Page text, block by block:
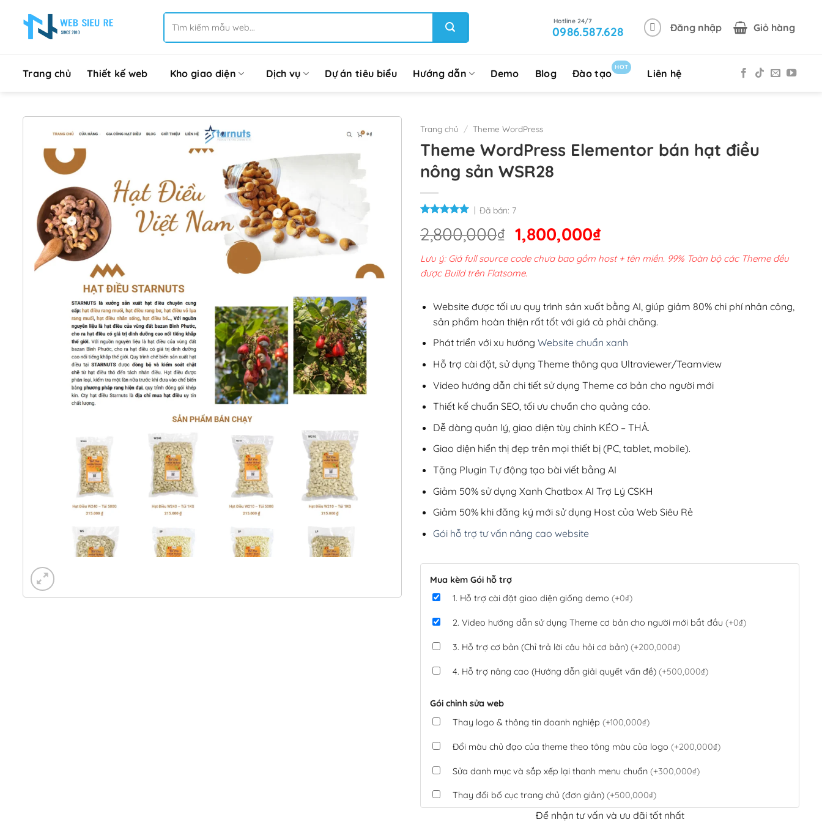
kiếm:
0986.587.628 Đăng nhập Giỏ hàng
Trang chủ Thiết kế web Kho giao diện Dịch vụ Dự án tiêu biểu Hướng dẫn Demo Blog Đào tạo
HOT
Liên hệ
Trang chủ / Theme WordPress
Theme WordPress Elementor bán hạt điều
nông sản WSR28
Đã bán: 7
2,800,000₫ Giá
gốc
là:
1,800,000₫Giá
hiện
tại
1,800,000₫.
Lưu ý: Giá full source code chưa bao gồm host + tên miền. 99% Toàn bộ các Theme đều
được Build trên Flatsome.
Website được tối ưu quy trình sản xuất bằng AI, giúp giảm 80% chi phí nhân công,
sản phẩm hoàn thiện rất tốt với giá cả phải chăng.
Phát triển với xu hướng Website chuẩn xanh
Hỗ trợ cài đặt, sử dụng Theme thông qua Ultraviewer/Teamview
Video hướng dẫn chi tiết sử dụng Theme cơ bản cho người mới
Thiết kế chuẩn SEO, tối ưu chuẩn cho quảng cáo.
Dễ dàng quản lý, giao diện tùy chỉnh KÉO – THẢ.
Giao diện hiển thị đẹp trên mọi thiết bị (PC, tablet, mobile).
Tặng Plugin Tự động tạo bài viết bằng AI
Giảm 50% sử dụng Xanh Chatbox AI Trợ Lý CSKH
Giảm 50% khi đăng ký mới sử dụng Host của Web Siêu Rẻ
Gói hỗ trợ tư vấn nâng cao website
Mua kèm Gói hỗ trợ
1. Hỗ trợ cài đặt giao diện giống demo (+0₫)
2. Video hướng dẫn sử dụng Theme cơ bản cho người mới bắt đầu (+0₫)
3. Hỗ trợ cơ bản (Chỉ trả lời câu hỏi cơ bản) (+200,000₫)
4. Hỗ trợ nâng cao (Hướng dẫn giải quyết vấn đề) (+500,000₫)
Gói chỉnh sửa web
Thay logo & thông tin doanh nghiệp (+100,000₫)
Đổi màu chủ đạo của theme theo tông màu của logo (+200,000₫)
Sửa danh mục và sắp xếp lại thanh menu chuẩn (+300,000₫)
Thay đổi bố cục trang chủ (đơn giản) (+500,000₫)
Tích hợp thanh toán QR Code ngân hàng(+100,000₫)
Để nhận tư vấn và ưu đãi tốt nhất